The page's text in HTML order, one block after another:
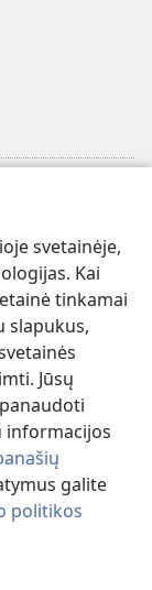
svetainėje,
Kai
tinkamai
slapukus,
Jūsų
informacijos
galite
politikos
of Pennsylvania.